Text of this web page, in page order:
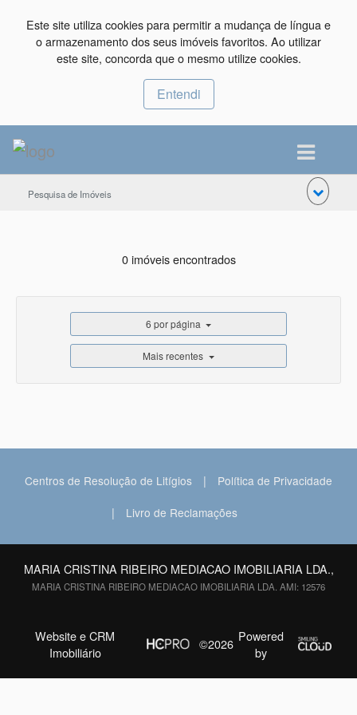
Este site utiliza cookies para permitir a mudança de língua e
o armazenamento dos seus imóveis favoritos. Ao utilizar
este site, concorda que o mesmo utilize cookies.
Entendi
Pesquisa de Imóveis
0 imóveis encontrados
6 por página
Mais recentes
Centros de Resolução de Litígios | Política de Privacidade
| Livro de Reclamações
MARIA CRISTINA RIBEIRO MEDIACAO IMOBILIARIA LDA.,
MARIA CRISTINA RIBEIRO MEDIACAO IMOBILIARIA LDA. AMI: 12576
Website e CRM
Imobiliário
©2026 Powered
by